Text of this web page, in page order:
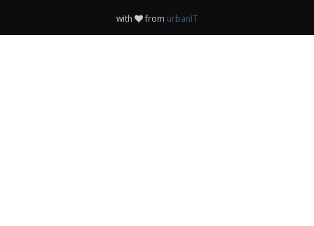
with from urbanIT